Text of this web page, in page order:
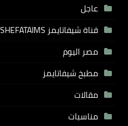
عاجل
قناة شيفاتايمز TV / SHEFATAIMS
مصر اليوم
مطبخ شيفاتايمز
مقالات
مناسبات